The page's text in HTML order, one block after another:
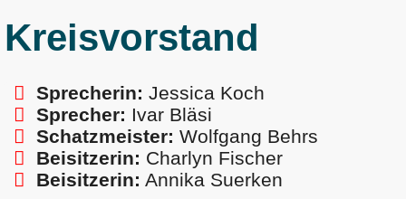
Kreisvorstand
Sprecherin: Jessica Koch
Sprecher: Ivar Bläsi
Schatzmeister: Wolfgang Behrs
Beisitzerin: Charlyn Fischer
Beisitzerin: Annika Suerken